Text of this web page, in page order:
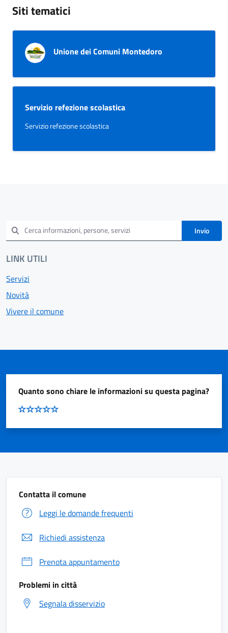
Siti tematici
Unione dei Comuni Montedoro
Servizio refezione scolastica
Servizio refezione scolastica
Invio
LINK UTILI
Servizi
Novità
Vivere il comune
Quanto sono chiare le informazioni su questa pagina?
Contatta il comune
Leggi le domande frequenti
Richiedi assistenza
Prenota appuntamento
Problemi in città
Segnala disservizio